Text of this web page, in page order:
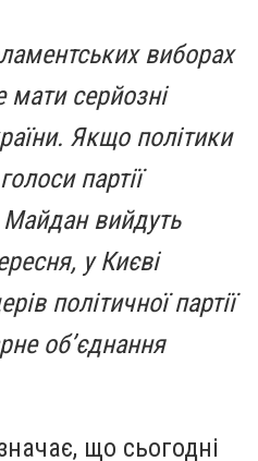
виборах
серйозні
Якщо політики
партії
вийдуть
у Києві
політичної партії
об’єднання
що сьогодні